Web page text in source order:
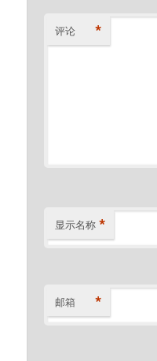
评论 *
显示名称 *
邮箱 *